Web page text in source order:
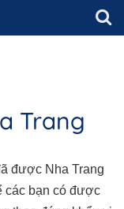
Trang
được Nha Trang
các bạn có được